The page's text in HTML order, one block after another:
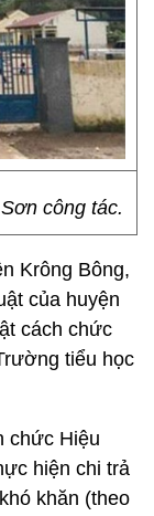
công tác.
Krông Bông,
của huyện
cách chức
tiểu học
chức Hiệu
hiện chi trả
khăn (theo